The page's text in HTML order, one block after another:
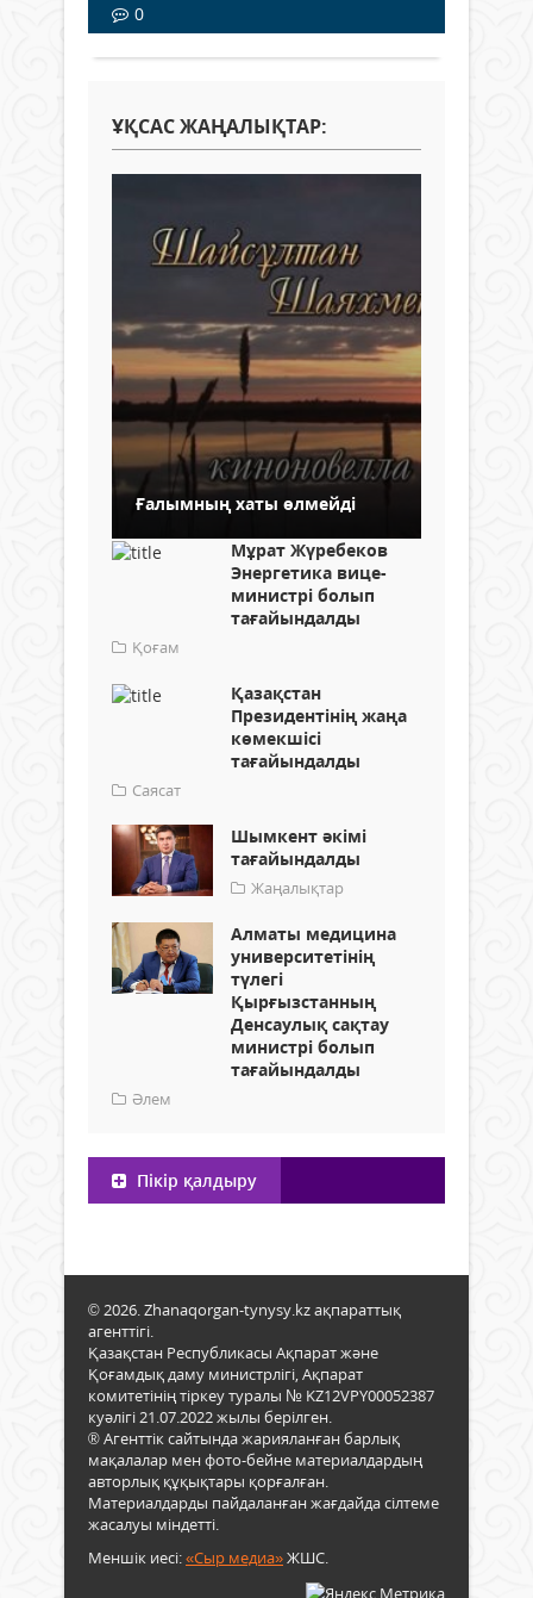
0
ҰҚСАС ЖАҢАЛЫҚТАР:
Ғалымның хаты өлмейді
Мұрат Жүребеков
Энергетика вице-
министрі болып
тағайындалды
Қоғам
Қазақстан
Президентінің жаңа
көмекшісі
тағайындалды
Саясат
Шымкент әкімі
тағайындалды
Жаңалықтар
Алматы медицина
университетінің
түлегі
Қырғызстанның
Денсаулық сақтау
министрі болып
тағайындалды
Әлем
Пікір қалдыру
© 2026. Zhanaqorgan-tynysy.kz ақпараттық
агенттігі.
Қазақстан Республикасы Ақпарат және
Қоғамдық даму министрлігі, Ақпарат
комитетінің тіркеу туралы № KZ12VPY00052387
куәлігі 21.07.2022 жылы берілген.
® Агенттік сайтында жарияланған барлық
мақалалар мен фото-бейне материалдардың
авторлық құқықтары қорғалған.
Материалдарды пайдаланған жағдайда сілтеме
жасалуы міндетті.
Меншік иесі:«Сыр медиа»ЖШС.